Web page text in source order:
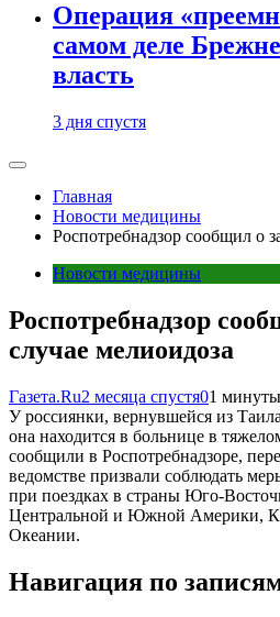
Операция
самом деле
власть
3 дня спустя
Главная
Новости медицины
Роспотребнадзор сообщил о
Новости медицины
Роспотребнадзор
случае мелиоидоза
Газета.Ru2 месяца спустя01 минуты
У россиянки, вернувшейся из
она находится в больнице в
сообщили в Роспотребнадзоре,
ведомстве призвали соблюдать
при поездках в страны Юго-
Центральной и Южной Америки,
Океании.
Навигация по